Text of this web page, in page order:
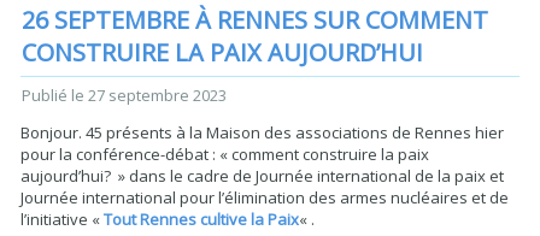
26 SEPTEMBRE À RENNES SUR COMMENT
CONSTRUIRE LA PAIX AUJOURD’HUI
Publié le 27 septembre 2023
Bonjour. 45 présents à la Maison des associations de Rennes hier
pour la conférence-débat : « comment construire la paix
aujourd’hui? » dans le cadre de Journée international de la paix et
Journée international pour l’élimination des armes nucléaires et de
l’initiative «Tout Rennes cultive la Paix« .